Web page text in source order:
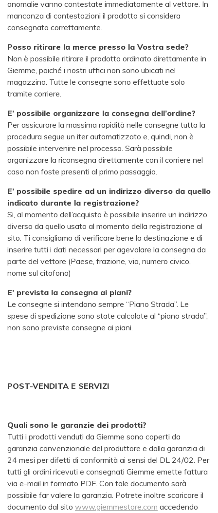
anomalie vanno contestate immediatamente al vettore. In
mancanza di contestazioni il prodotto si considera
consegnato correttamente.
Posso ritirare la merce presso la Vostra sede?
Non è possibile ritirare il prodotto ordinato direttamente in
Giemme, poiché i nostri uffici non sono ubicati nel
magazzino. Tutte le consegne sono effettuate solo
tramite corriere.
E’ possibile organizzare la consegna dell’ordine?
Per assicurare la massima rapidità nelle consegne tutta la
procedura segue un iter automatizzato e, quindi, non è
possibile intervenire nel processo. Sarà possibile
organizzare la riconsegna direttamente con il corriere nel
caso non foste presenti al primo passaggio.
E’ possibile spedire ad un indirizzo diverso da quello
indicato durante la registrazione?
Si, al momento dell’acquisto è possibile inserire un indirizzo
diverso da quello usato al momento della registrazione al
sito. Ti consigliamo di verificare bene la destinazione e di
inserire tutti i dati necessari per agevolare la consegna da
parte del vettore (Paese, frazione, via, numero civico,
nome sul citofono)
E’ prevista la consegna ai piani?
Le consegne si intendono sempre “Piano Strada”. Le
spese di spedizione sono state calcolate al “piano strada”,
non sono previste consegne ai piani.
POST-VENDITA E SERVIZI
Quali sono le garanzie dei prodotti?
Tutti i prodotti venduti da Giemme sono coperti da
garanzia convenzionale del produttore e dalla garanzia di
24 mesi per difetti di conformità ai sensi del DL 24/02. Per
tutti gli ordini ricevuti e consegnati Giemme emette fattura
via e-mail in formato PDF. Con tale documento sarà
possibile far valere la garanzia. Potrete inoltre scaricare il
documento dal sito www.giemmestore.com accedendo